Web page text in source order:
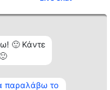
🙂 Κάντε
παραλάβω το
Επικοινωνία